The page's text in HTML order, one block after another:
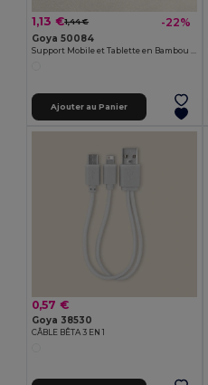
1,13 €1,44 € -22%
Goya 50084
Support Mobile et Tablette en Bambou FORUM
Ajouter au Panier
0,57 €
Goya 38530
CÂBLE BÊTA 3 EN 1